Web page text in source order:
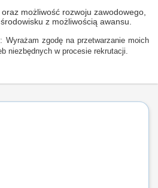
możliwość rozwoju zawodowego,
z możliwością awansu.
Wyrażam zgodę na przetwarzanie moich
niezbędnych w procesie rekrutacji.